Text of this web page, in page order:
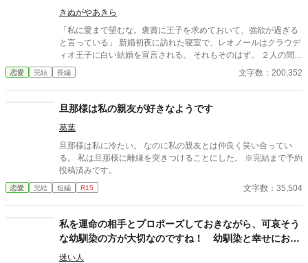
きぬがやあきら
「私に愛まで望むな。褒賞に王子を求めておいて、強欲が過ぎる
と言っている」 新婚初夜に訪れた寝室で、レオノールはクラウデ
ィオ王子に白い結婚を宣言される。 それもそのはず。 ２人の間に
愛はないーーどころか、この結婚はレオノールが魔王討伐の褒美
にと国王に要求したものだった。 でも、王子を望んだレオノール
しいと願った気持ちは本物だ。 だからいくら冷遇されようが、嫌
がらせを受けようが心は揺るがない。 どこまでも逞しく、軽薄そ
うでいて賢い。どこか憎めない魅力を持ったレオノールに、やが
てクラウディオの心は……。 すれ違い、拗れる２人に愛は生まれ
るのか？ 焦ったい恋と陰謀＋バトルのラブファンタジー。
恋愛 完結 長編 文字数：200,352
旦那様は私の親友が好きなようです
葛葉
旦那様は私に冷たい。 なのに私の親友とは仲良く笑い合ってい
る。 私は旦那様に離縁を突きつけることにした。 ※完結まで予約
投稿済みです。
恋愛 完結 短編 R15 文字数：35,504
私を運命の相手とプロポーズしておきながら、可哀そう
な幼馴染の方が大切なのですね！ 幼馴染と幸せにお過
ごしください
迷い人